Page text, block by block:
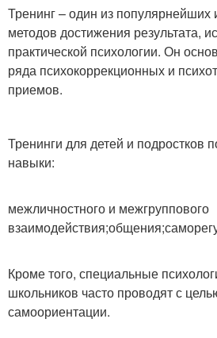
Тренинг – один из
методов достижения результата,
практической психологии. Он
ряда психокоррекционных и
приемов.
Тренинги для детей и подростков
навыки:
межличностного и межгруппового
Кроме того, специальные
школьников часто проводят с
самоориентации.